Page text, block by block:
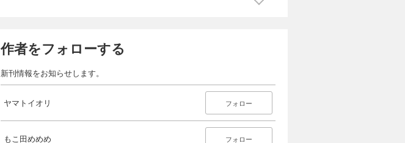
作者をフォローする
新刊情報をお知らせします。
ヤマトイオリ フォロー
もこ田めめめ フォロー